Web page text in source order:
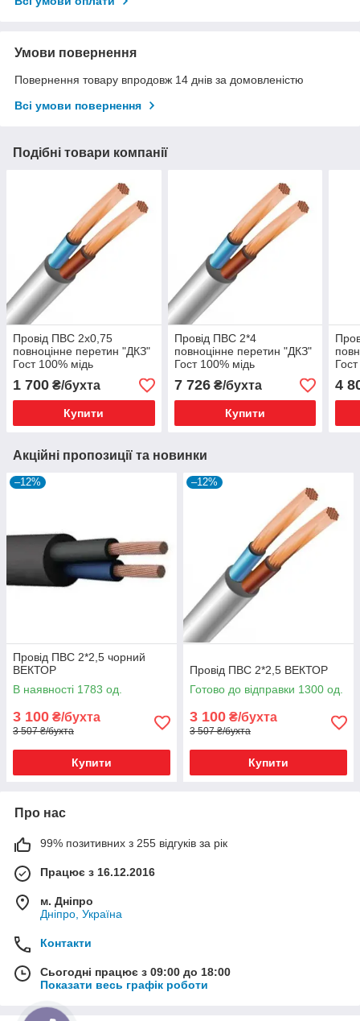
Умови повернення
Повернення товару впродовж 14 днів за домовленістю
Всі умови повернення
Подібні товари компанії
Провід ПВС 2х0,75
повноцінне перетин "ДКЗ"
Гост 100% мідь
1 700 ₴/бухта
Купити
Провід ПВС 2*4
повноцінне перетин "ДКЗ"
Гост 100% мідь
7 726₴/бухта
Купити
4
Акційні пропозиції та новинки
–12%
Провід ПВС 2*2,5 чорний
ВЕКТОР
В наявності 1783 од.
3 100 ₴/бухта
3 507 ₴/бухта
Купити
–12%
Провід ПВС 2*2,5 ВЕКТОР
Готово до відправки 1300 од.
3 100 ₴/бухта
3 507 ₴/бухта
Купити
Про нас
99% позитивних з 255 відгуків за рік
Працює з 16.12.2016
м. Дніпро
Дніпро, Україна
Контакти
Сьогодні працює з 09:00 до 18:00
Показати весь графік роботи